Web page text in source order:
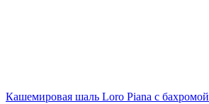
Кашемировая шаль Loro Piana с бахромой